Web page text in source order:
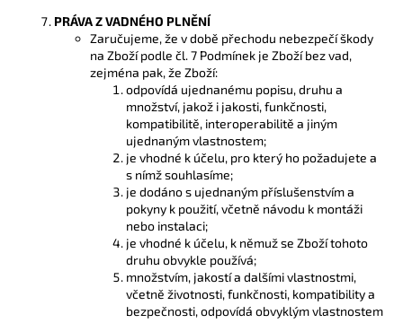
PRÁVA Z VADNÉHO PLNĚNÍ
Zaručujeme, že v době přechodu nebezpečí škody
na Zboží podle čl. 7 Podmínek je Zboží bez vad,
zejména pak, že Zboží:
odpovídá ujednanému popisu, druhu a
množství, jakož i jakosti, funkčnosti,
kompatibilitě, interoperabilitě a jiným
ujednaným vlastnostem;
je vhodné k účelu, pro který ho požadujete a
s nímž souhlasíme;
je dodáno s ujednaným příslušenstvím a
pokyny k použití, včetně návodu k montáži
nebo instalaci;
je vhodné k účelu, k němuž se Zboží tohoto
druhu obvykle používá;
množstvím, jakostí a dalšími vlastnostmi,
včetně životnosti, funkčnosti, kompatibility a
bezpečnosti, odpovídá obvyklým vlastnostem